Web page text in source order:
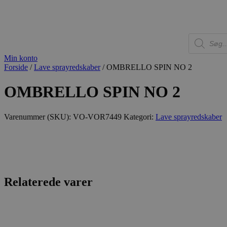
Products
search
Min konto
Forside /Lave sprayredskaber/ OMBRELLO SPIN NO 2
OMBRELLO SPIN NO 2
Varenummer (SKU): VO-VOR7449 Kategori: Lave sprayredskaber
Relaterede varer